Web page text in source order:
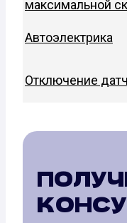
максимальной
Автоэлектрика
Отключение